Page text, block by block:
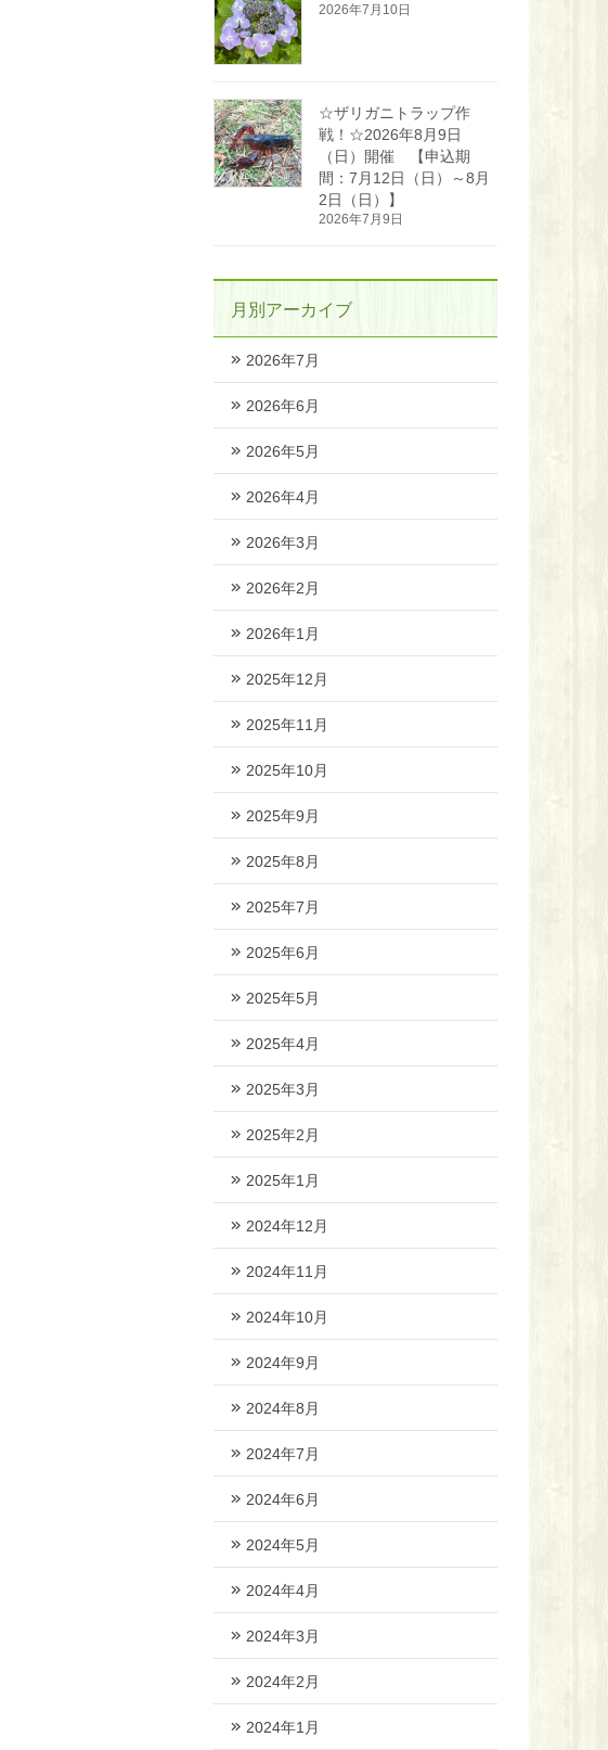
2026年7月10日
☆ザリガニトラップ作
戦！☆2026年8月9日
（日）開催 【申込期
間：7月12日（日）～8月
2日（日）】
2026年7月9日
月別アーカイブ
2026年7月
2026年6月
2026年5月
2026年4月
2026年3月
2026年2月
2026年1月
2025年12月
2025年11月
2025年10月
2025年9月
2025年8月
2025年7月
2025年6月
2025年5月
2025年4月
2025年3月
2025年2月
2025年1月
2024年12月
2024年11月
2024年10月
2024年9月
2024年8月
2024年7月
2024年6月
2024年5月
2024年4月
2024年3月
2024年2月
2024年1月